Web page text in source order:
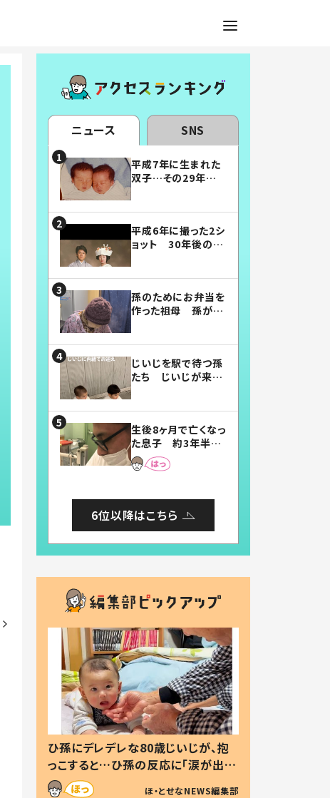
ニュース SNS
平成7年に生まれた
双子…その29年後
平成6年に撮った2シ
ョット 30年後の姿
孫のためにお弁当を
作った祖母 孫が絶
じいじを駅で待つ孫
たち じいじが来た
まらない」「幸せにな
れる」
生後8ヶ月で亡くなっ
た息子 約3年半
後、当時の妻の日記
に書いてあった本音
6位以降はこちら
ひ孫にデレデレな80歳じいじが、抱
っこすると…ひ孫の反応に「涙が出ま
した」「可愛くて仕方ない」
ほ・とせなNEWS編集部